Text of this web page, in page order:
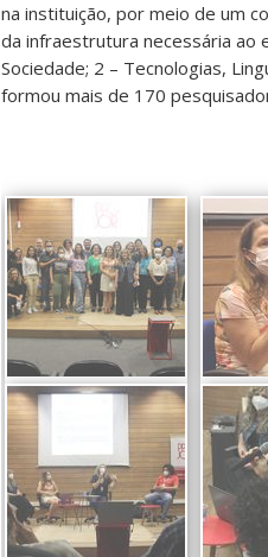
na instituição, por meio de um
da infraestrutura necessária ao
Sociedade; 2 – Tecnologias,
formou mais de 170